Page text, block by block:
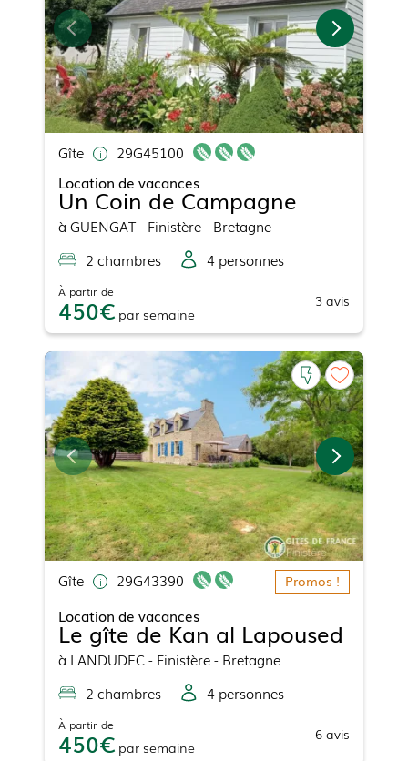
Gîte
29G45100
Location de vacances
Un Coin de Campagne
à GUENGAT- Finistère - Bretagne
2 chambres 4 personnes
À partir de
450 par semaine
3 avis
Gîte 29G43390 Promos !
Location de vacances
Le gîte de Kan al Lapoused
à LANDUDEC- Finistère - Bretagne
2 chambres 4 personnes
À partir de
450 par semaine
6 avis